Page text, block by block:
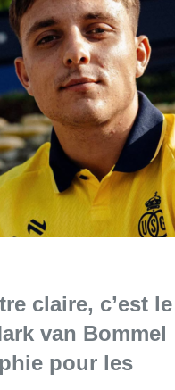
claire, c’est le
van Bommel
pour les